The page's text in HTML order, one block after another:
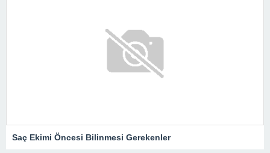
Saç Ekimi Öncesi Bilinmesi Gerekenler